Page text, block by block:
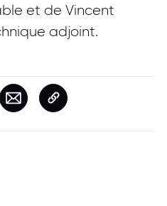
et de Vincent
adjoint.
fenêtre
sur Facebook
Nouvelle fenêtre
Partager par e-mail
Copier le lien de la